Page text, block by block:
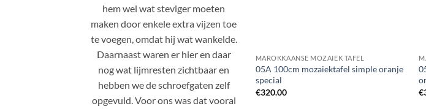
hem wel wat steviger moeten
maken door enkele extra vijzen toe
te voegen, omdat hij wat wankelde.
Daarnaast waren er hier en daar
nog wat lijmresten zichtbaar en
hebben we de schroefgaten zelf
opgevuld. Voor ons was dat vooral
MAROKKAANSE MOZAIEK TAFEL
05A 100cm mozaiektafel simple oranje
special
€320.00
€